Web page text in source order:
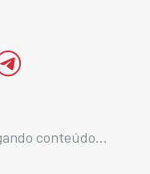
conteúdo...